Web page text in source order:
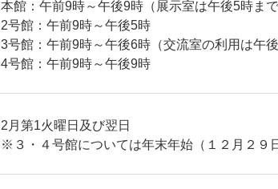
本館：午前9時～午後9時（展示室は午後5時まで
2号館：午前9時～午後5時
3号館：午前9時～午後6時（交流室の利用は午後
4号館：午前9時～午後9時
2月第1火曜日及び翌日
※３・４号館については年末年始（１２月２９